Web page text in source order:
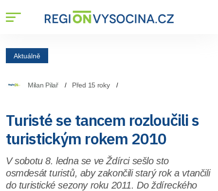
Aktuálně
Milan Pilař Před 15 roky
Turisté se tancem rozloučili s
turistickým rokem 2010
V sobotu 8. ledna se ve Ždírci sešlo sto
osmdesát turistů, aby zakončili starý rok a vtančili
do turistické sezony roku 2011. Do ždíreckého